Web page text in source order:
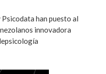
han puesto al
innovadora